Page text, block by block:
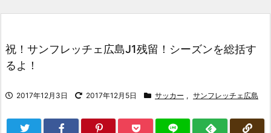
祝！サンフレッチェ広島J1残留！シーズンを総括す
るよ！
2017年12月3日 2017年12月5日 サッカー , サンフレッチェ広島